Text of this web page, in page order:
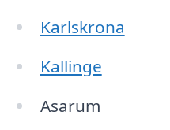
Karlskrona
Kallinge
Asarum